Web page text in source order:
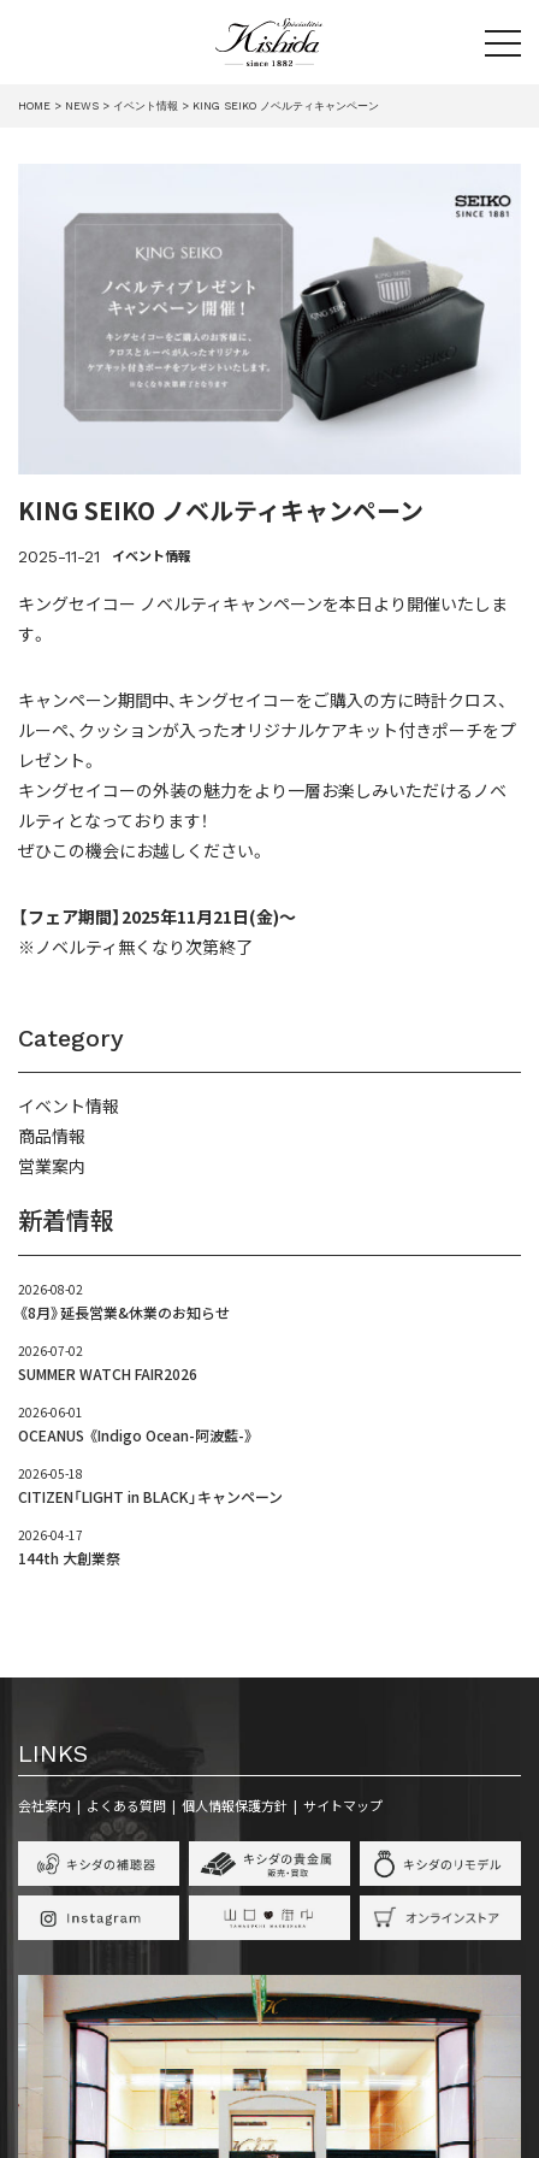
HOME NEWS イベント情報 KING SEIKO ノベルティキャンペーン
KING SEIKO ノベルティキャンペーン
2025-11-21 イベント情報
キングセイコー ノベルティキャンペーンを本日より開催いたしま
す。
キャンペーン期間中、キングセイコーをご購入の方に時計クロス、
ルーペ、クッションが入ったオリジナルケアキット付きポーチをプ
レゼント。
キングセイコーの外装の魅力をより一層お楽しみいただけるノベ
ルティとなっております！
ぜひこの機会にお越しください。
【フェア期間】2025年11月21日(金)～
※ノベルティ無くなり次第終了
Category
イベント情報
商品情報
営業案内
新着情報
2026-08-02
《8月》延長営業&休業のお知らせ
2026-07-02
SUMMER WATCH FAIR2026
2026-06-01
OCEANUS 《Indigo Ocean-阿波藍-》
2026-05-18
CITIZEN「LIGHT in BLACK」キャンペーン
2026-04-17
144th 大創業祭
LINKS
会社案内 よくある質問 個人情報保護方針 サイトマップ